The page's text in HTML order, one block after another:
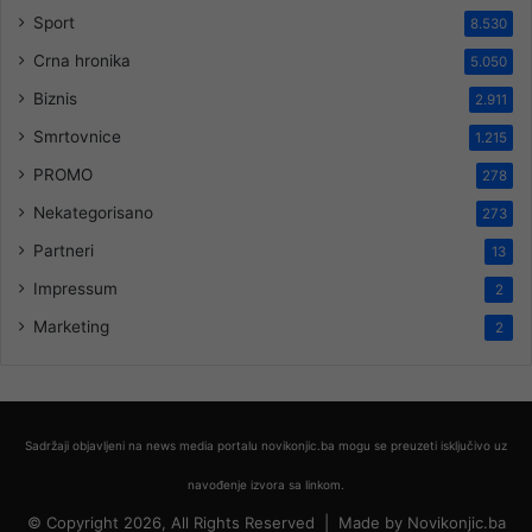
Sport 8.530
Crna hronika 5.050
Biznis 2.911
Smrtovnice 1.215
PROMO 278
Nekategorisano 273
Partneri 13
Impressum 2
Marketing 2
Sadržaji objavljeni na news media portalu novikonjic.ba mogu se preuzeti isključivo uz
navođenje izvora sa linkom.
© Copyright 2026, All Rights Reserved | Made by Novikonjic.ba